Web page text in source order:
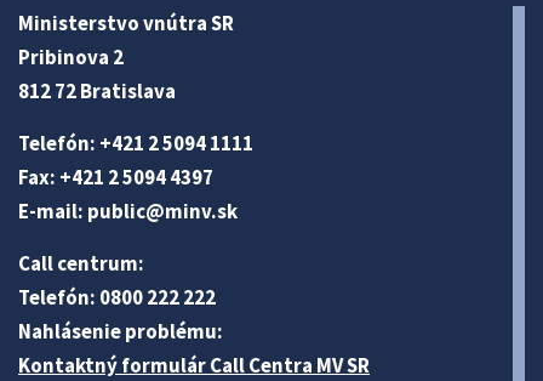
Ministerstvo vnútra SR
Pribinova 2
812 72 Bratislava
Telefón: +421 2 5094 1111
Fax: +421 2 5094 4397
E-mail: public@minv.sk
Call centrum:
Telefón: 0800 222 222
Nahlásenie problému:
Kontaktný formulár Call Centra MV SR